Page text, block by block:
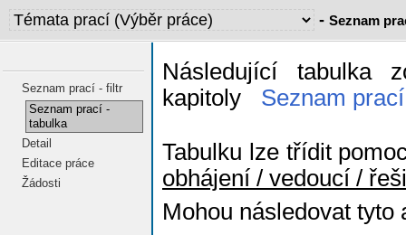
- Seznam
Seznam prací - filtr
Seznam prací -
tabulka
Detail
Editace práce
Žádosti
Následující tabulka
kapitoly
Seznam
Tabulku lze třídit
obhájení / vedoucí /
Mohou následovat tyto